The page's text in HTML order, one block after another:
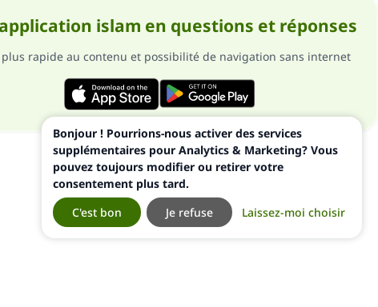
islam en questions et réponses
plus rapide au contenu et possibilité de navigation sans internet
Bonjour ! Pourrions-nous activer des services
supplémentaires pour Analytics & Marketing? Vous
pouvez toujours modifier ou retirer votre
consentement plus tard.
Laissez-moi choisir
Je refuse
C'est bon